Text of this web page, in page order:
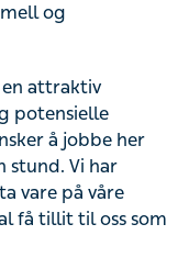
og
en attraktiv
potensielle
å jobbe her
stund. Vi har
vare på våre
få tillit til oss som